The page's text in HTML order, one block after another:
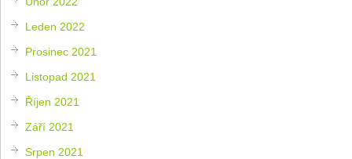
Leden 2022
Prosinec 2021
Listopad 2021
Říjen 2021
Září 2021
Srpen 2021